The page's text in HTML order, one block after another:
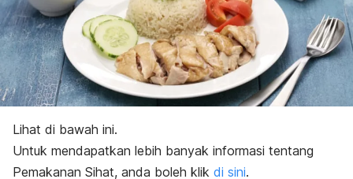
Lihat di bawah ini.
Untuk mendapatkan lebih banyak informasi tentang
Pemakanan Sihat, anda boleh klik di sini.